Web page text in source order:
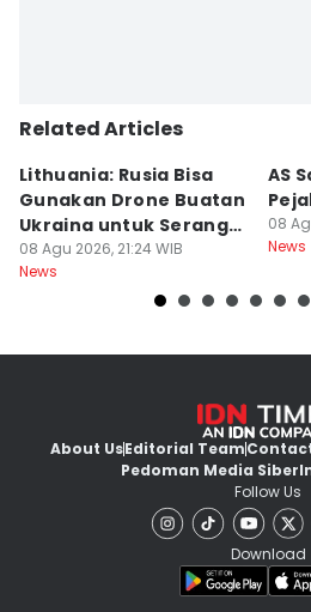
Related Articles
Lithuania: Rusia Bisa
Gunakan Drone Buatan
Ukraina untuk Serang
Baltik
08 Agu 2026, 21:24 WIB
News
AS
08
News
About UsEditorial Team
Pedoman Media Siber
Follow Us
Download